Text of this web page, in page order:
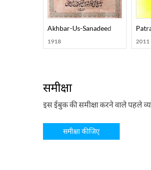
Akhbar-Us-Sanadeed
1918 2011
समीक्षा
इस ईबुक की समीक्षा करने वाले पहले
समीक्षा कीजिए